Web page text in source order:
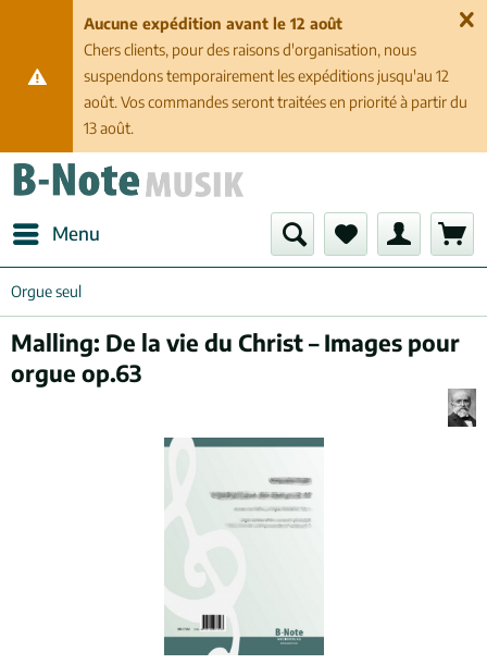
Aucune expédition avant le 12 août
Chers clients, pour des raisons d'organisation, nous
suspendons temporairement les expéditions jusqu'au 12
août. Vos commandes seront traitées en priorité à partir du
13 août.
Menu
Orgue seul
Malling: De la vie du Christ – Images pour
orgue op.63